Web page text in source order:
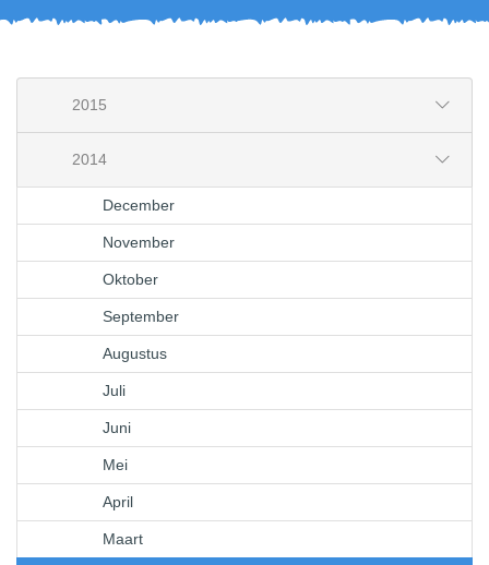
2015
2014
December
November
Oktober
September
Augustus
Juli
Juni
Mei
April
Maart